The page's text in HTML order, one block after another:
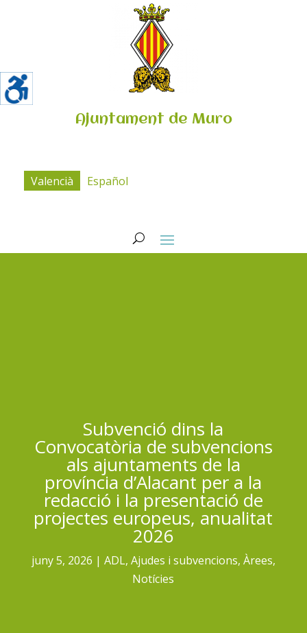
Ajuntament de Muro
Valencià Español
Subvenció dins la
Convocatòria de subvencions
als ajuntaments de la
província d’Alacant per a la
redacció i la presentació de
projectes europeus, anualitat
2026
juny 5, 2026 ADL, Ajudes i subvencions, Àrees,
Notícies